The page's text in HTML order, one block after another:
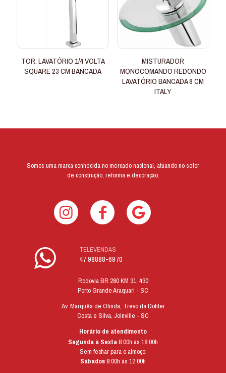
TOR. LAVATÓRIO 1/4 VOLTA
SQUARE 23 CM BANCADA
MISTURADOR
MONOCOMANDO REDONDO
LAVATÓRIO BANCADA 8 CM
ITALY
Somos uma marca conhecida no mercado nacional, atuando no setor
de construção, reforma e decoração.
47 98888-6970
TELEVENDAS
Rodovia BR 280 KM 31, 430
Porto Grande Araquari - SC
Av. Marquês de Olinda, Trevo da Döhler
Costa e Silva, Joinville - SC
Horário de atendimento
Segunda à Sexta8:00h às 18.00h
Sem fechar para o almoço.
Sábados8:00h às 12:00h